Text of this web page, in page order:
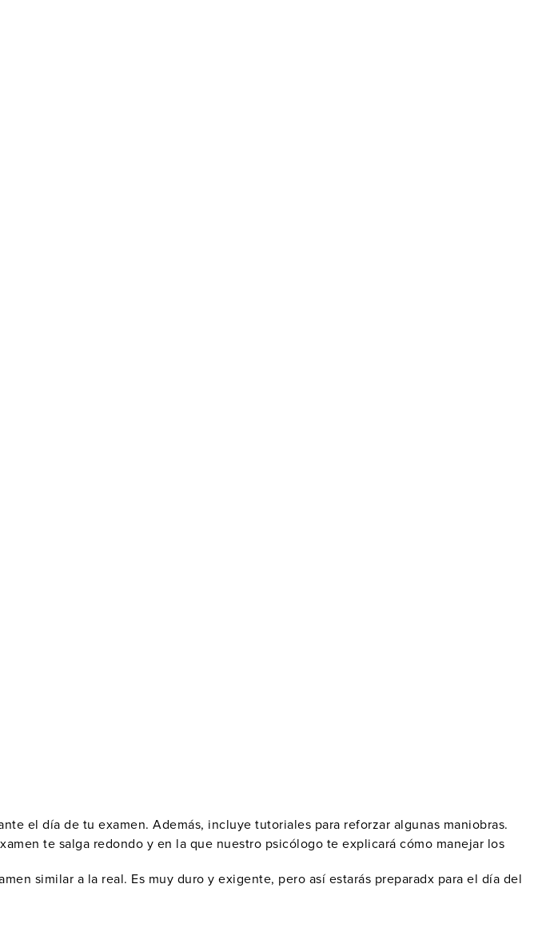
el día de tu examen. Además, incluye tutoriales para reforzar algunas maniobras.
te salga redondo y en la que nuestro psicólogo te explicará cómo manejar los
similar a la real. Es muy duro y exigente, pero así estarás preparadx para el día del